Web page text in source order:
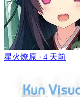
星火燎原 · 4 天前